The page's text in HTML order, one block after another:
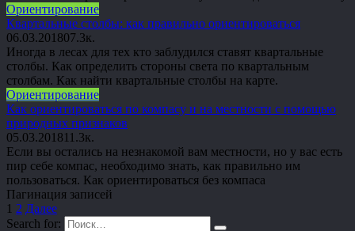
Ориентирование
Квартальные столбы: как правильно ориентироваться
06.03.201807.3к.
Иногда в лесах для тех кто заблудился ставят квартальные
столбы. Как определить стороны света по квартальным
столбам. Как найти квартальные столбы на карте.
Ориентирование
Как ориентироваться по компасу и на местности с помощью
природных признаков
05.03.20181 1.3к.
Если вы остались на незнакомой вам местности, но у вас есть
пир себе компас, необходимо знать, как правильно им
пользоваться. Как ориентироваться без компаса
Пагинация записей
1 2 Далее
Search for: